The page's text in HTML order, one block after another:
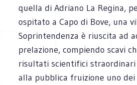
quella di Adriano La Regina,
ospitato a Capo di Bove, una
Soprintendenza è riuscita ad
prelazione, compiendo scavi
risultati scientifici
alla pubblica fruizione uno